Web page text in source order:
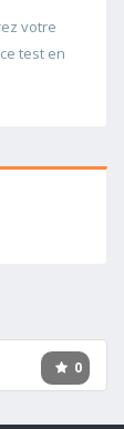
votre
test en
0